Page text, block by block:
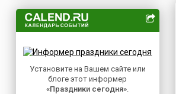
Установите на Вашем сайте или
блоге этот информер
«Праздники сегодня».